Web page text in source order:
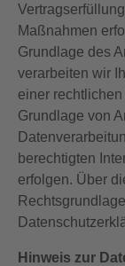
Maßnahmen
Grundlage des
verarbeiten wir
einer
Grundlage von
berechtigten
erfolgen. Über
Hinweis zur